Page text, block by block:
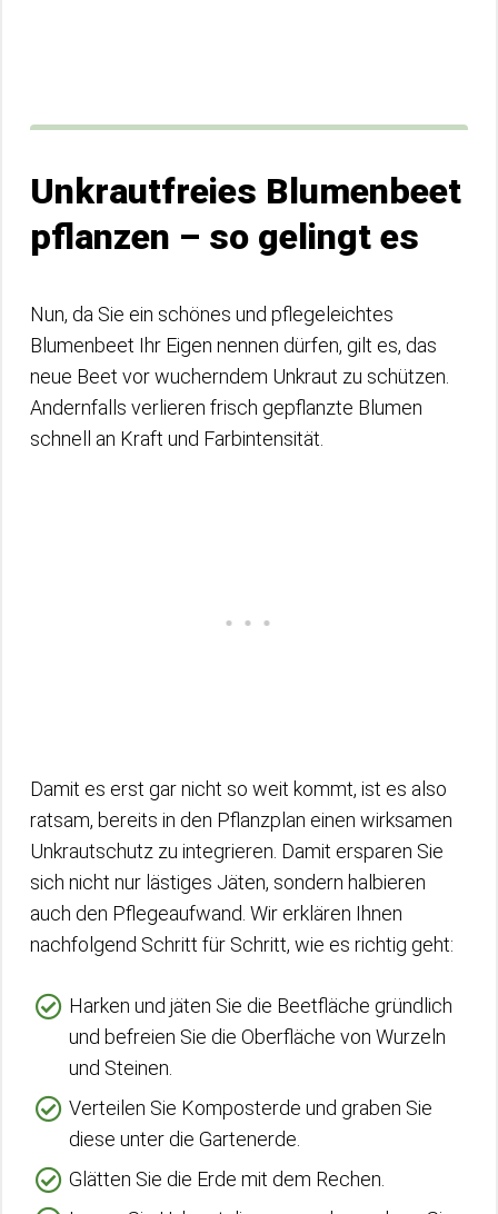
Unkrautfreies Blumenbeet
pflanzen – so gelingt es
Nun, da Sie ein schönes und pflegeleichtes
Blumenbeet Ihr Eigen nennen dürfen, gilt es, das
neue Beet vor wucherndem Unkraut zu schützen.
Andernfalls verlieren frisch gepflanzte Blumen
schnell an Kraft und Farbintensität.
Damit es erst gar nicht so weit kommt, ist es also
ratsam, bereits in den Pflanzplan einen wirksamen
Unkrautschutz zu integrieren. Damit ersparen Sie
sich nicht nur lästiges Jäten, sondern halbieren
auch den Pflegeaufwand. Wir erklären Ihnen
nachfolgend Schritt für Schritt, wie es richtig geht:
Harken und jäten Sie die Beetfläche gründlich
und befreien Sie die Oberfläche von Wurzeln
und Steinen.
Verteilen Sie Komposterde und graben Sie
diese unter die Gartenerde.
Glätten Sie die Erde mit dem Rechen.